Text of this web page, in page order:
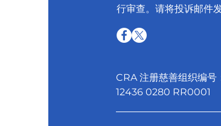
行审查。请将投诉邮件
CRA 注册慈善组织编号
12436 0280 RR0001